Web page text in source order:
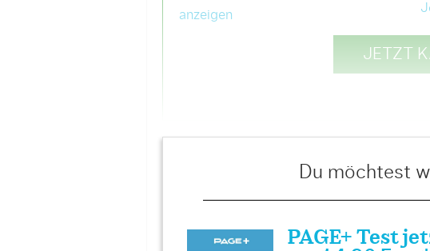
anzeigen
JETZT
Du möchtest
PAGE+ Test